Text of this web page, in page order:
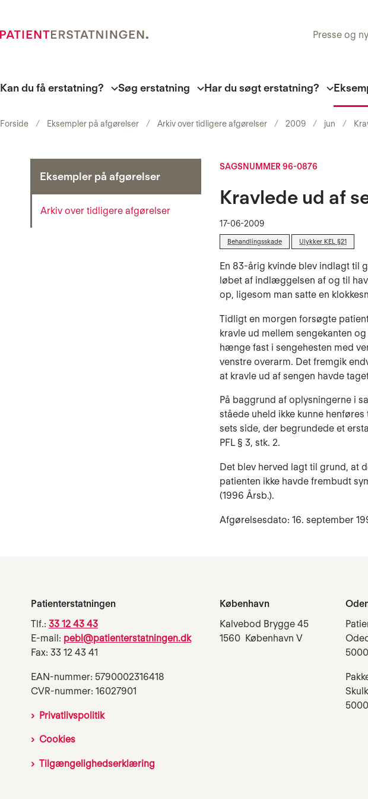
Presse og
Kan du få erstatning? Søg erstatning Har du søgt erstatning?
Forside Eksempler på afgørelser Arkiv over tidligere afgørelser 2009 jun
Eksempler på afgørelser
Arkiv over tidligere afgørelser
SAGSNUMMER 96-0876
Kravlede ud af
17-06-2009
Behandlingsskade Ulykker KEL §21
En 83-årig kvinde blev indlagt til
løbet af indlæggelsen af og til
op, ligesom man satte en
Tidligt en morgen forsøgte
kravle ud mellem sengekanten
hænge fast i sengehesten med
ven­stre overarm. Det fremgik
at kravle ud af sengen havde
På baggrund af oplysningerne i
stå­ede uheld ikke kunne
sets side, der begrundede et
PFL § 3, stk. 2.
Det blev herved lagt til grund, at
patienten ikke havde frembudt
(1996 Årsb.).
Afgørelsesdato: 16. september
Patienterstatningen
Tlf.: 33 12 43 43
E-mail: pebl@patienterstatningen.dk
Fax: 33 12 43 41
EAN-nummer: 5790002316418
CVR-nummer: 16027901
Privatlivspolitik
Cookies
Tilgængelighedserklæring
København
Kalvebod Brygge 45
1560 København V